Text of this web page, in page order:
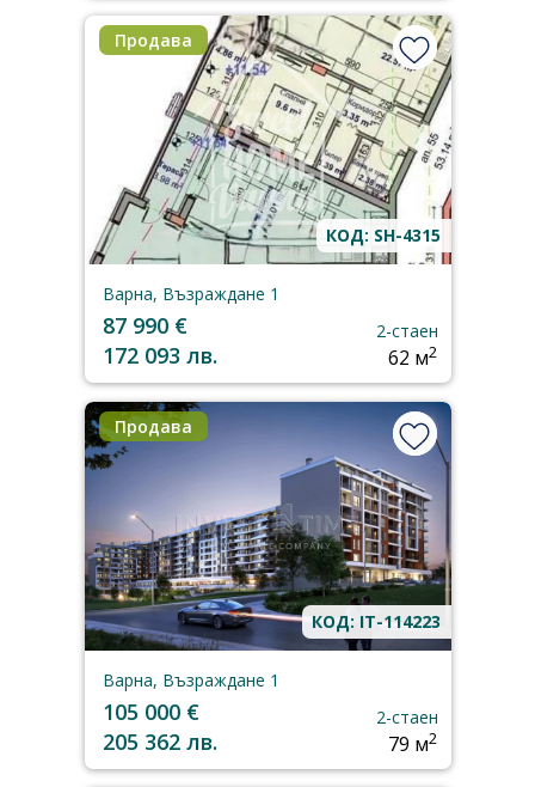
Продава
КОД: SH-4315
Варна, Възраждане 1
87 990 €
172 093 лв.
2-стаен
62 м2
Продава
КОД: IT-114223
Варна, Възраждане 1
105 000 €
205 362 лв.
2-стаен
79 м2